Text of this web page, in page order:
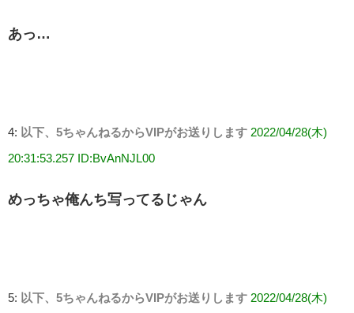
あっ…
4: 以下、5ちゃんねるからVIPがお送りします 2022/04/28(木)
20:31:53.257 ID:BvAnNJL00
めっちゃ俺んち写ってるじゃん
5: 以下、5ちゃんねるからVIPがお送りします 2022/04/28(木)